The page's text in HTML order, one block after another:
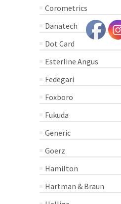
Papel Para
Electrocardiografo
029-50 Rollo
6282-240
Electric
Paquete
Corometrics
Danatech
Dot Card
Esterline Angus
Fedegari
Foxboro
Fukuda
Generic
Goerz
Hamilton
Hartman & Braun